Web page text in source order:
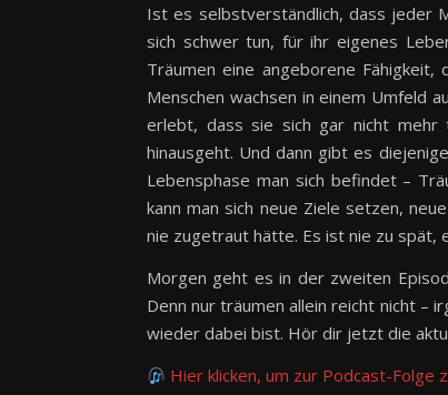
Ist es selbstverständlich, dass jeder
sich schwer tun, für ihr eigenes
Träumen eine angeborene
Menschen wachsen in einem Umfeld
erlebt, dass sie sich gar nicht mehr
hinausgeht. Und dann gibt es
Lebensphase man sich befindet –
kann man sich neue Ziele setzen,
nie zugetraut hätte. Es ist nie zu spät,
Morgen geht es in der zweiten
Denn nur träumen allein reicht nicht –
wieder dabei bist. Hör dir jetzt die
Hier klicken, um zur Podcast-Folge